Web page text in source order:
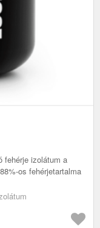
fehérje izolátum a
os fehérjetartalma